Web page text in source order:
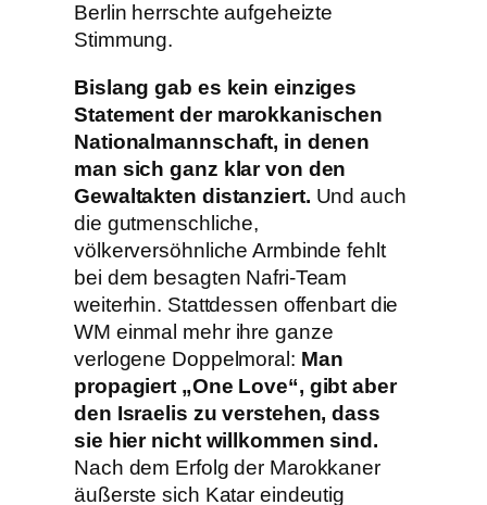
Berlin herrschte aufgeheizte
Stimmung.
Bislang gab es kein einziges
Statement der marokkanischen
Nationalmannschaft, in denen
man sich ganz klar von den
Gewaltakten distanziert. Und auch
die gutmenschliche,
völkerversöhnliche Armbinde fehlt
bei dem besagten Nafri-Team
weiterhin. Stattdessen offenbart die
WM einmal mehr ihre ganze
verlogene Doppelmoral: Man
propagiert „One Love“, gibt aber
den Israelis zu verstehen, dass
sie hier nicht willkommen sind.
Nach dem Erfolg der Marokkaner
äußerste sich Katar eindeutig